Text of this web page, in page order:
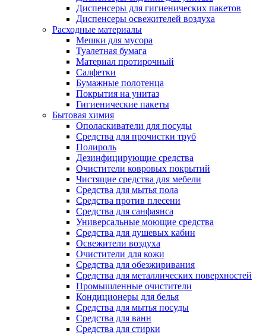
Диспенсеры для гигиенических пакетов
Диспенсеры освежителей воздуха
Расходные материалы
Мешки для мусора
Туалетная бумага
Материал протирочный
Салфетки
Бумажные полотенца
Покрытия на унитаз
Гигиенические пакеты
Бытовая химия
Ополаскиватели для посуды
Средства для прочистки труб
Полироль
Дезинфицирующие средства
Очистители ковровых покрытий
Чистящие средства для мебели
Средства для мытья пола
Средства против плесени
Средства для санфаянса
Универсальные моющие средства
Средства для душевых кабин
Освежители воздуха
Очистители для кожи
Средства для обезжиривания
Средства для металлических поверхностей
Промышленные очистители
Кондиционеры для белья
Средства для мытья посуды
Средства для ванн
Средства для стирки